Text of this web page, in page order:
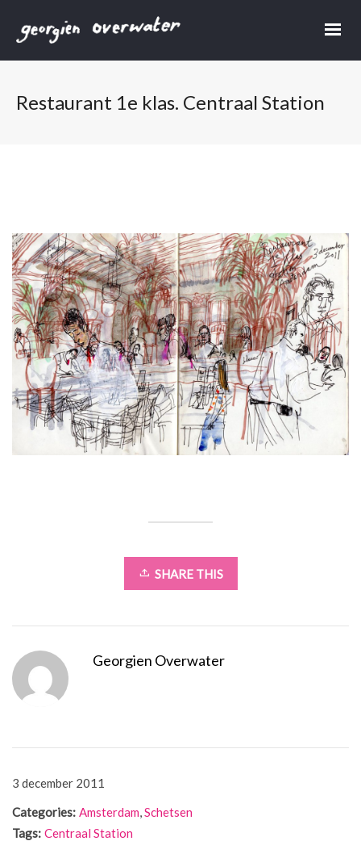
Restaurant 1e klas. Centraal Station
SHARE THIS
Georgien Overwater
3 december 2011
Categories: Amsterdam,Schetsen
Tags: Centraal Station